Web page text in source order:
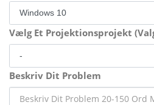
Vælg Et Projektionsprojekt
Beskriv Dit Problem